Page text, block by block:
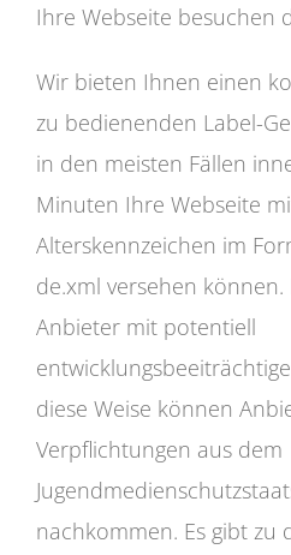
Ihre Webseite besuchen
Wir bieten Ihnen einen
zu bedienenden Label-
in den meisten Fällen
Minuten Ihre Webseite
Alterskennzeichen im
de.xml versehen
Anbieter mit potentiell
diese Weise können
Verpflichtungen aus dem
nachkommen. Es gibt zu